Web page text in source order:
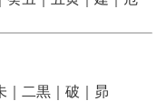
｜二黒｜破｜昴